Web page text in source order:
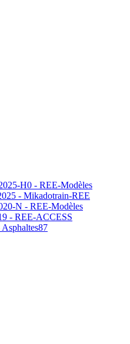
H0 - REE-Modèles
- Mikadotrain-REE
N - REE-Modèles
- REE-ACCESS
Asphaltes87